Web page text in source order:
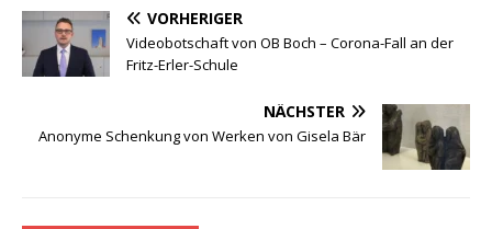
VORHERIGER
Videobotschaft von OB Boch – Corona-Fall an der
Fritz-Erler-Schule
NÄCHSTER
Anonyme Schenkung von Werken von Gisela Bär